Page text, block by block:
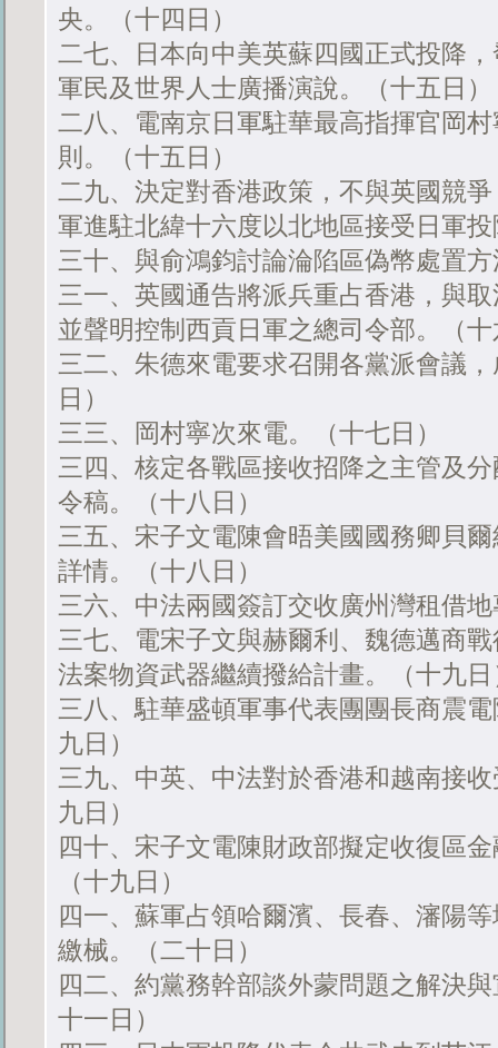
央。（十四日）
二七、日本向中美英蘇四國正式投降
軍民及世界人士廣播演說。（十五日）
二八、電南京日軍駐華最高指揮官岡
則。（十五日）
二九、決定對香港政策，不與英國競
軍進駐北緯十六度以北地區接受日軍
三十、與俞鴻鈞討論淪陷區偽幣處置
三一、英國通告將派兵重占香港，與
並聲明控制西貢日軍之總司令部。（
三二、朱德來電要求召開各黨派會議
日）
三三、岡村寧次來電。（十七日）
三四、核定各戰區接收招降之主管及
令稿。（十八日）
三五、宋子文電陳會晤美國國務卿貝
詳情。（十八日）
三六、中法兩國簽訂交收廣州灣租借
三七、電宋子文與赫爾利、魏德邁商
法案物資武器繼續撥給計畫。（十九日
三八、駐華盛頓軍事代表團團長商震
九日）
三九、中英、中法對於香港和越南接
九日）
四十、宋子文電陳財政部擬定收復區
（十九日）
四一、蘇軍占領哈爾濱、長春、瀋陽
繳械。（二十日）
四二、約黨務幹部談外蒙問題之解決
十一日）